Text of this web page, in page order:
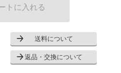
トに入れる
送料について
返品・交換について